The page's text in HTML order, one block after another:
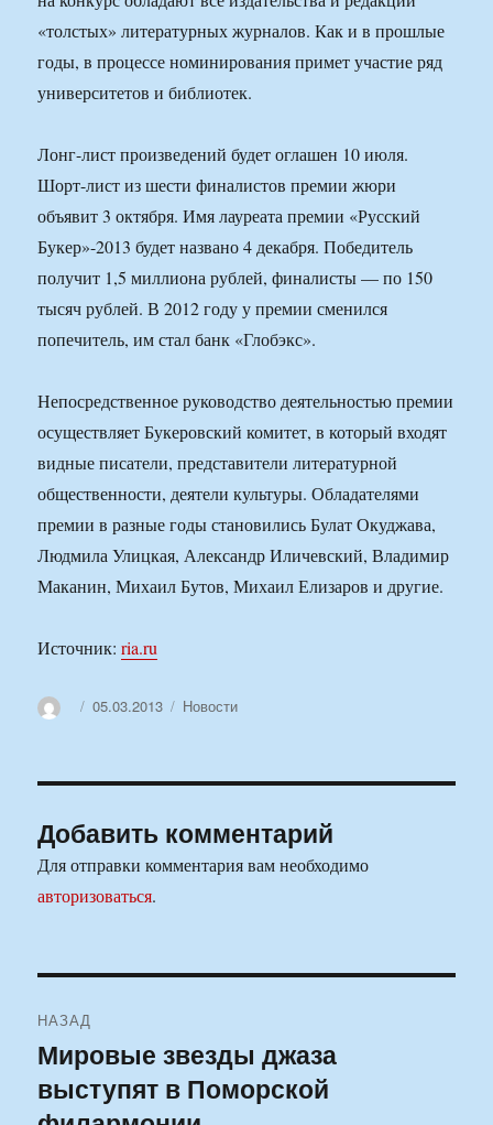
«толстых» литературных журналов. Как и в прошлые
годы, в процессе номинирования примет участие ряд
университетов и библиотек.
Лонг-лист произведений будет оглашен 10 июля.
Шорт-лист из шести финалистов премии жюри
объявит 3 октября. Имя лауреата премии «Русский
Букер»-2013 будет названо 4 декабря. Победитель
получит 1,5 миллиона рублей, финалисты — по 150
тысяч рублей. В 2012 году у премии сменился
попечитель, им стал банк «Глобэкс».
Непосредственное руководство деятельностью премии
осуществляет Букеровский комитет, в который входят
видные писатели, представители литературной
общественности, деятели культуры. Обладателями
премии в разные годы становились Булат Окуджава,
Людмила Улицкая, Александр Иличевский, Владимир
Маканин, Михаил Бутов, Михаил Елизаров и другие.
Источник:ria.ru
АвторОпубликовано
05.03.2013 Рубрики
Новости
Добавить комментарий
Для отправки комментария вам необходимо
авторизоваться.
по
записям
НАЗАД
Предыдущая
запись:
Мировые звезды джаза
выступят в Поморской